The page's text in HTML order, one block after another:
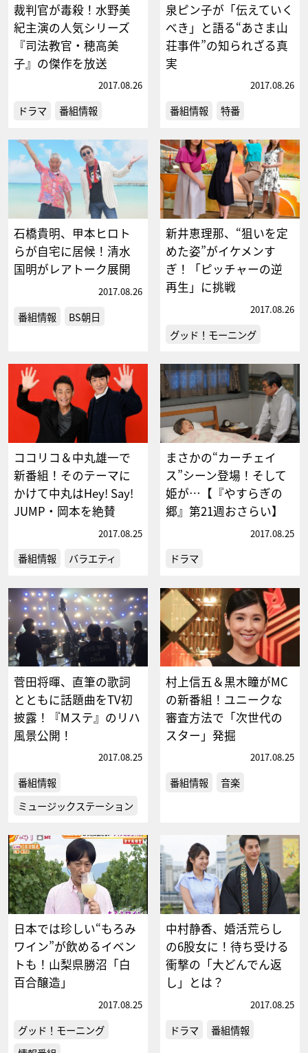
裁判官が毒殺！水野美
紀主演の人気シリーズ
『司法教官・穂高美
子』の傑作を放送
2017.08.26
ドラマ 番組情報
泉ピン子が「伝えていく
べき」と語る“あさま山
荘事件”の知られざる真
実
2017.08.26
番組情報 特番
石橋貴明、甲本ヒロト
らが自宅に居候！清水
国明がレアトーク展開
2017.08.26
番組情報 BS朝日
新井恵理那、“狙いを定
めた姿”がイケメンす
ぎ！「ピッチャーの逆
再生」に挑戦
2017.08.26
グッド！モーニング
ココリコ＆中丸雄一で
新番組！そのテーマに
かけて中丸はHey! Say!
JUMP・岡本を絶賛
2017.08.25
番組情報 バラエティ
まさかの“カーチェイ
ス”シーン登場！そして
姫が…【『やすらぎの
郷』第21週おさらい】
2017.08.25
ドラマ
菅田将暉、直筆の歌詞
とともに話題曲をTV初
披露！『Mステ』のリハ
風景公開！
2017.08.25
番組情報
ミュージックステーション
村上信五＆黒木瞳がMC
の新番組！ユニークな
審査方法で「次世代の
スター」発掘
2017.08.25
番組情報 音楽
日本では珍しい“もろみ
ワイン”が飲めるイベン
トも！山梨県勝沼「白
百合醸造」
2017.08.25
グッド！モーニング
中村静香、婚活荒らし
の6股女に！待ち受ける
衝撃の「大どんでん返
し」とは？
2017.08.25
ドラマ 番組情報